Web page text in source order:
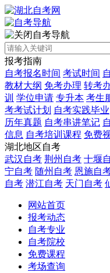
自考导航
报考指南
自考报名时间 考试时间
教材大纲 免考办理 转考
训 学位申请 专升本 考生
考考试计划 自考实践毕业
历年真题 自考串讲笔记
信息 自考培训课程 免费
湖北地区自考
武汉自考 荆州自考 十堰
宁自考 随州自考 恩施自
自考 潜江自考 天门自考
网站首页
报考动态
自考专业
自考院校
免费课程
考场查询